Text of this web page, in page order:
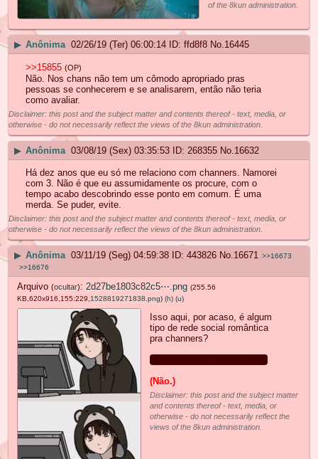
of the 8kun administration.
▶ Anônima 02/26/19 (Ter) 06:00:14 ffd8f8 No.16445
>>15855 (OP)
Não. Nos chans não tem um cômodo apropriado pras
pessoas se conhecerem e se analisarem, então não teria
como avaliar.
Disclaimer: this post and the subject matter and contents thereof - text, media, or
otherwise - do not necessarily reflect the views of the 8kun administration.
▶ Anônima 03/08/19 (Sex) 03:35:53 268355 No. 16632
Há dez anos que eu só me relaciono com channers. Namorei
com 3. Não é que eu assumidamente os procure, com o
tempo acabo descobrindo esse ponto em comum. É uma
merda. Se puder, evite.
Disclaimer: this post and the subject matter and contents thereof - text, media, or
otherwise - do not necessarily reflect the views of the 8kun administration.
▶ Anônima 03/11/19 (Seg) 04:59:38 443826 No. 16671
>>16673
>>16676
Arquivo (ocultar): 2d27be1803c82c5⋯.png (255.56
KB,620x916,155:229, 1528819271838.png) (h) (u)
Isso aqui, por acaso, é algum
tipo de rede social romântica
pra channers?
(Não.)
Disclaimer: this post and the subject matter
and contents thereof - text, media, or
otherwise - do not necessarily reflect the
views of the 8kun administration.